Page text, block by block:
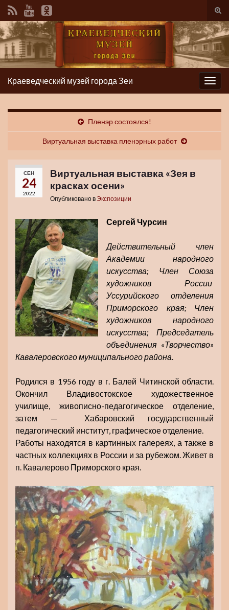
Вкл/
Вкл/
выкл
Краеведческий музей города Зеи
Пленэр состоялся!
Виртуальная выставка пленэрных работ
СЕН
24
2022
Виртуальная выставка «Зея в
красках осени»
Опубликовано вЭкспозиции
Сергей Чурсин
Действительный член
Академии народного
искусства; Член Союза
художников России
Уссурийского отделения
Приморского края; Член
художников народного
искусства; Председатель
объединения «Творчество»
Кавалеровского муниципального района.
Родился в 1956 году в г. Балей Читинской области.
Окончил Владивостокское художественное
училище, живописно-педагогическое отделение,
затем — Хабаровский государственный
педагогический институт, графическое отделение.
Работы находятся в картинных галереях, а также в
частных коллекциях в России и за рубежом. Живет в
п. Кавалерово Приморского края.